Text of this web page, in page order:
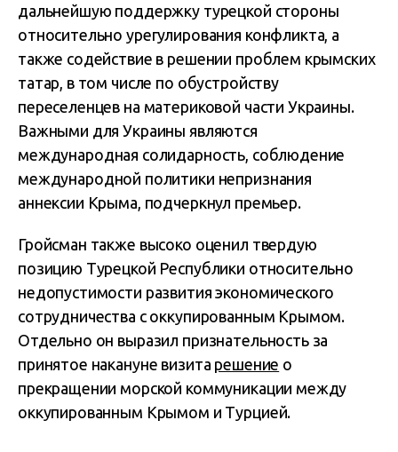
дальнейшую поддержку турецкой стороны
относительно урегулирования конфликта, а
также содействие в решении проблем крымских
татар, в том числе по обустройству
переселенцев на материковой части Украины.
Важными для Украины являются
международная солидарность, соблюдение
международной политики непризнания
аннексии Крыма, подчеркнул премьер.
Гройсман также высоко оценил твердую
позицию Турецкой Республики относительно
недопустимости развития экономического
сотрудничества с оккупированным Крымом.
Отдельно он выразил признательность за
принятое накануне визита решение о
прекращении морской коммуникации между
оккупированным Крымом и Турцией.